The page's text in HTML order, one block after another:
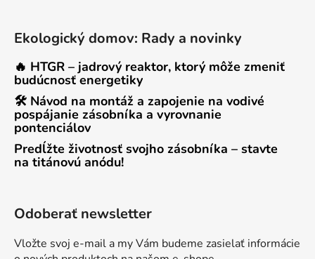
Ekologický domov: Rady a novinky
🔥 HTGR – jadrový reaktor, ktorý môže zmeniť
budúcnosť energetiky
🛠 Návod na montáž a zapojenie na vodivé
pospájanie zásobníka a vyrovnanie
pontenciálov
Predĺžte životnosť svojho zásobníka – stavte
na titánovú anódu!
Odoberať newsletter
Vložte svoj e-mail a my Vám budeme zasielať informácie